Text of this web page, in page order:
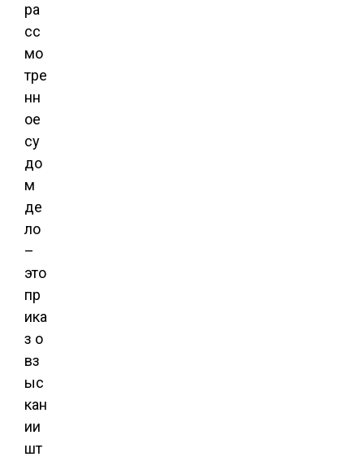
ра
сс
мо
тре
нн
ое
су
до
м
де
ло
–
это
пр
ика
з о
вз
ыс
кан
ии
шт